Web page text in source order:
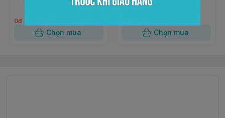
0đ
Chọn mua Chọn mua